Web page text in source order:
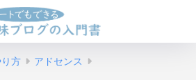
方 アドセンス